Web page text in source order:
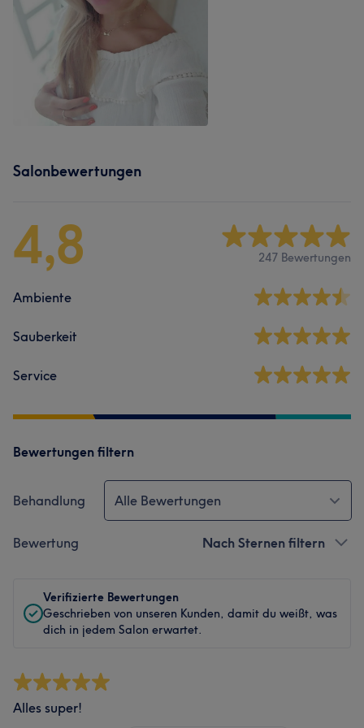
Salonbewertungen
4,8 247 Bewertungen
Ambiente
Sauberkeit
Service
Bewertungen filtern
Behandlung Alle Bewertungen
Bewertung Nach Sternen filtern
Verifizierte Bewertungen
Geschrieben von unseren Kunden, damit du weißt, was
dich in jedem Salon erwartet.
Alles super!